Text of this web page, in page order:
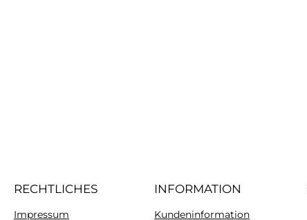
RECHTLICHES
Impressum
INFORMATION
Kundeninformation